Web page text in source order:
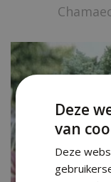
Deze
van
Deze